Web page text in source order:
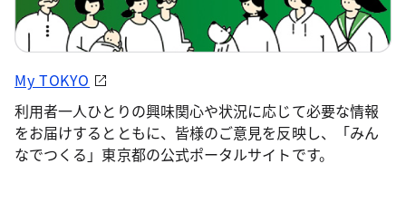
My TOKYO
利用者一人ひとりの興味関心や状況に応じて必要な情報
をお届けするとともに、皆様のご意見を反映し、「みん
なでつくる」東京都の公式ポータルサイトです。